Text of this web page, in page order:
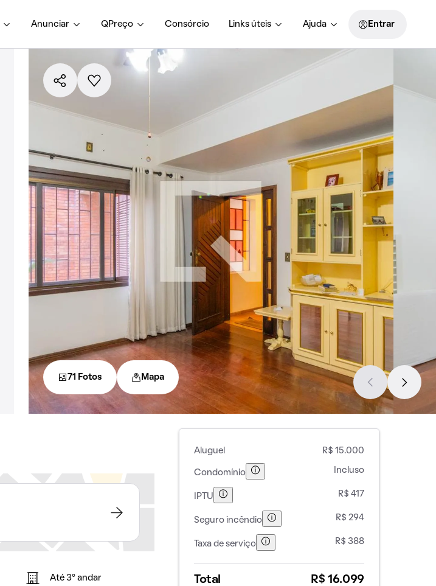
Anunciar QPreço Consórcio Links úteis Ajuda Entrar
71 Fotos Mapa
Até 3° andar
Aluguel R$ 15.000
Condomínio Incluso
IPTU R$ 417
Seguro incêndio R$ 294
Taxa de serviço R$ 388
Total R$ 16.099